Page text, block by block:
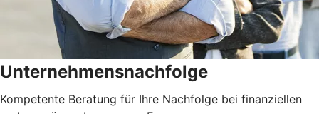
Unternehmensnachfolge
Kompetente Beratung für Ihre Nachfolge bei finanziellen